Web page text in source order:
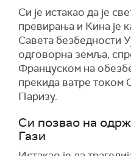
Си је истакао да је
превирања и Кина је
Савета безбедности
одговорна земља,
Француском на
прекида ватре током
Паризу.
Си позвао на
Гази